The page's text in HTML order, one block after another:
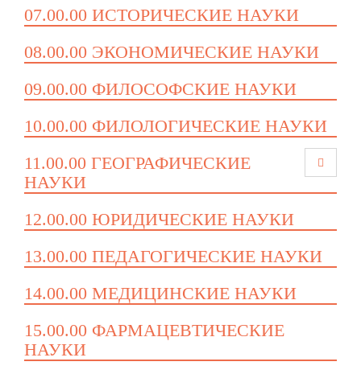
07.00.00 ИСТОРИЧЕСКИЕ НАУКИ
08.00.00 ЭКОНОМИЧЕСКИЕ НАУКИ
09.00.00 ФИЛОСОФСКИЕ НАУКИ
10.00.00 ФИЛОЛОГИЧЕСКИЕ НАУКИ
11.00.00 ГЕОГРАФИЧЕСКИЕ
НАУКИ
12.00.00 ЮРИДИЧЕСКИЕ НАУКИ
13.00.00 ПЕДАГОГИЧЕСКИЕ НАУКИ
14.00.00 МЕДИЦИНСКИЕ НАУКИ
15.00.00 ФАРМАЦЕВТИЧЕСКИЕ
НАУКИ